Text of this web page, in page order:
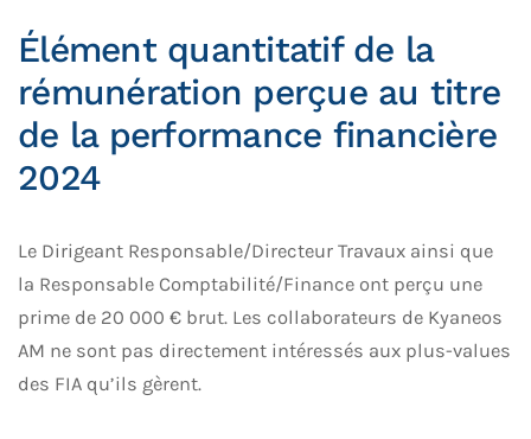
Élément quantitatif de la
rémunération perçue au titre
de la performance financière
2024
Le Dirigeant Responsable/Directeur Travaux ainsi que
la Responsable Comptabilité/Finance ont perçu une
prime de 20 000 € brut. Les collaborateurs de Kyaneos
AM ne sont pas directement intéressés aux plus-values
des FIA qu’ils gèrent.